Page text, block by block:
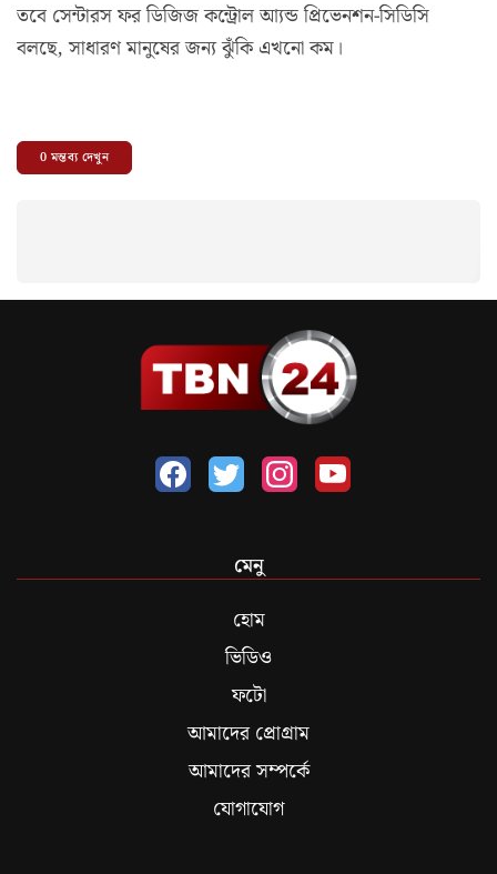
তবে সেন্টারস ফর ডিজিজ কন্ট্রোল আ্যন্ড প্রিভেনশন-সিডিসি
বলছে, সাধারণ মানুষের জন্য ঝুঁকি এখনো কম।
0মন্তব্য দেখুন
মেনু
হোম
ভিডিও
ফটো
আমাদের প্রোগ্রাম
আমাদের সম্পর্কে
যোগাযোগ